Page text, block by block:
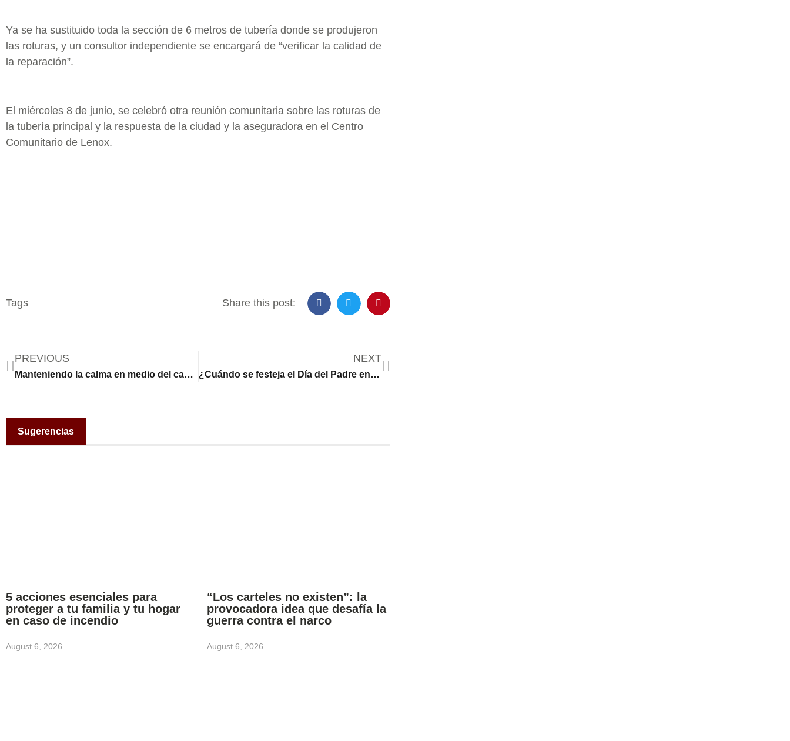
Ya se ha sustituido toda la sección de 6 metros de tubería donde se produjeron
las roturas, y un consultor independiente se encargará de “verificar la calidad de
la reparación”.
El miércoles 8 de junio, se celebró otra reunión comunitaria sobre las roturas de
la tubería principal y la respuesta de la ciudad y la aseguradora en el Centro
Comunitario de Lenox.
Tags Share this post:
PREVIOUS
Manteniendo la calma en medio del caos: familias preparan ‘mochilas de emergencia’ para estar listos ante los desastres naturales
NEXT
¿Cuándo se festeja el Día del Padre en Estados Unidos (2022)?
Sugerencias
5 acciones esenciales para
proteger a tu familia y tu hogar
en caso de incendio
August 6, 2026
“Los carteles no existen”: la
provocadora idea que desafía la
guerra contra el narco
August 6, 2026